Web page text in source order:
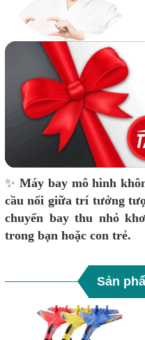
✨Máy bay mô hình
cầu nối giữa trí tưởng
chuyến bay thu nhỏ
trong bạn hoặc con trẻ.
Sản